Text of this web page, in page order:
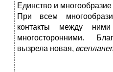
Един­ство и многообразие
При всем
контак­ты между
многосторонни­ми.
вызрела новая,